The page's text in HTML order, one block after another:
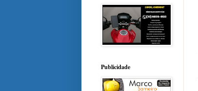
Publicidade